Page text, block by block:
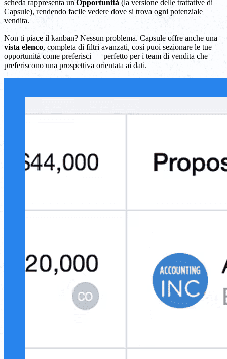
scheda rappresenta un'Opportunità (la versione delle trattative di
Capsule), rendendo facile vedere dove si trova ogni potenziale
vendita.
Non ti piace il kanban? Nessun problema. Capsule offre anche una
vista elenco, completa di filtri avanzati, così puoi sezionare le tue
opportunità come preferisci — perfetto per i team di vendita che
preferiscono una prospettiva orientata ai dati.